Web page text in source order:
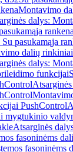
Montavimo
dalys:
pasukamąja
dalių
dalys:
funkcijai
PushControl
mygtukinio
Atsarginės
fasoninėms
fasoninėms